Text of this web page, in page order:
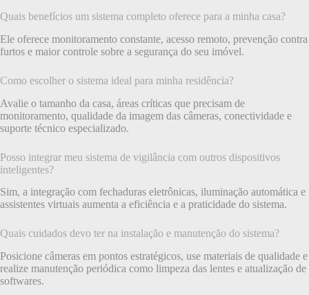
Quais benefícios um sistema completo oferece para a minha casa?
Ele oferece monitoramento constante, acesso remoto, prevenção contra
furtos e maior controle sobre a segurança do seu imóvel.
Como escolher o sistema ideal para minha residência?
Avalie o tamanho da casa, áreas críticas que precisam de
monitoramento, qualidade da imagem das câmeras, conectividade e
suporte técnico especializado.
Posso integrar meu sistema de vigilância com outros dispositivos
inteligentes?
Sim, a integração com fechaduras eletrônicas, iluminação automática e
assistentes virtuais aumenta a eficiência e a praticidade do sistema.
Quais cuidados devo ter na instalação e manutenção do sistema?
Posicione câmeras em pontos estratégicos, use materiais de qualidade e
realize manutenção periódica como limpeza das lentes e atualização de
softwares.